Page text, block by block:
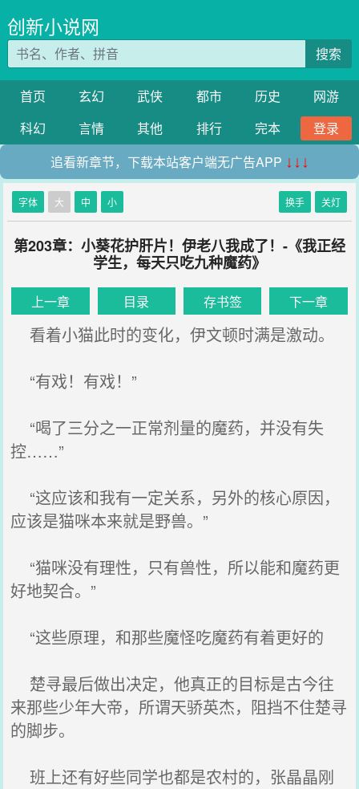
创新小说网
搜索
首页 玄幻 武侠 都市 历史
网游
科幻
言情 其他 排行 完本
登录
追看新章节，下载本站客户端无广告APP ↓↓↓
字体 大 中 小 换手 关灯
第203章：小葵花护肝片！伊老八我成了！-《我正经
学生，每天只吃九种魔药》
上一章 目录 存书签 下一章
看着小猫此时的变化，伊文顿时满是激动。
“有戏！有戏！”
“喝了三分之一正常剂量的魔药，并没有失
控……”
“这应该和我有一定关系，另外的核心原因，
应该是猫咪本来就是野兽。”
“猫咪没有理性，只有兽性，所以能和魔药更
好地契合。”
“这些原理，和那些魔怪吃魔药有着更好的
楚寻最后做出决定，他真正的目标是古今往
来那些少年大帝，所谓天骄英杰，阻挡不住楚寻
的脚步。
班上还有好些同学也都是农村的，张晶晶刚